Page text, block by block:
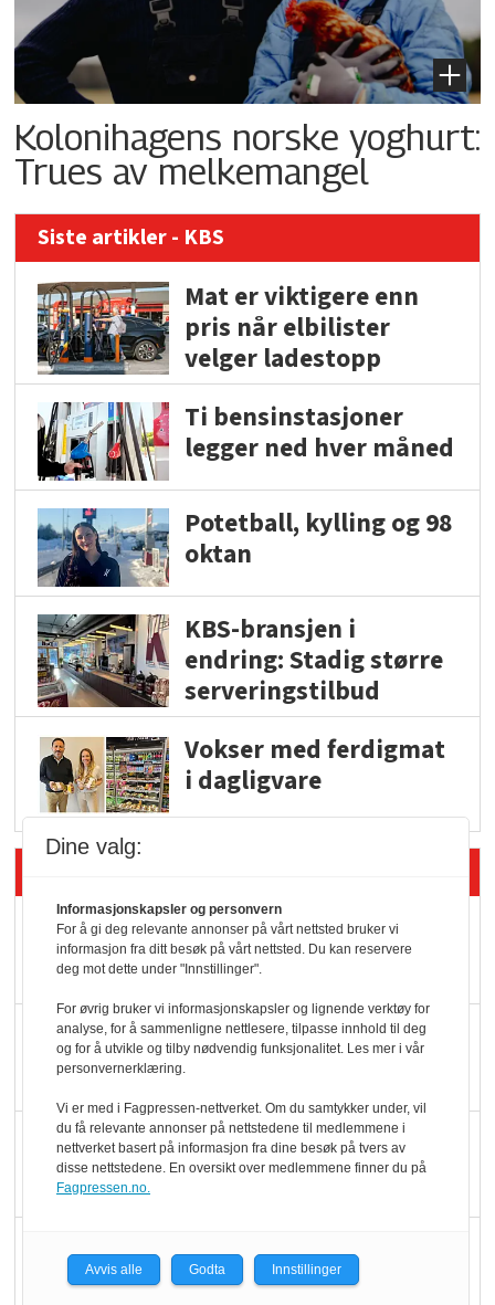
Kolonihagens norske yoghurt:
Trues av melkemangel
Siste artikler - KBS
Mat er viktigere enn
pris når elbilister
velger ladestopp
Ti bensinstasjoner
legger ned hver måned
Potetball, kylling og 98
oktan
KBS-bransjen i
endring: Stadig større
serveringstilbud
Vokser med ferdigmat
i dagligvare
Rema-flaggskip
dundrer videre
Slik opprettholdes
ølsalget
Færre varer, men fulle
hyller
KI lager mat i butikken
Dine valg:
Informasjonskapsler og personvern
For å gi deg relevante annonser på vårt nettsted bruker vi
informasjon fra ditt besøk på vårt nettsted. Du kan reservere
deg mot dette under "Innstillinger".
For øvrig bruker vi informasjonskapsler og lignende verktøy for
analyse, for å sammenligne nettlesere, tilpasse innhold til deg
og for å utvikle og tilby nødvendig funksjonalitet. Les mer i vår
personvernerklæring.
Vi er med i Fagpressen-nettverket. Om du samtykker under, vil
du få relevante annonser på nettstedene til medlemmene i
nettverket basert på informasjon fra dine besøk på tvers av
disse nettstedene. En oversikt over medlemmene finner du på
Fagpressen.no.
Avvis alle Godta Innstillinger